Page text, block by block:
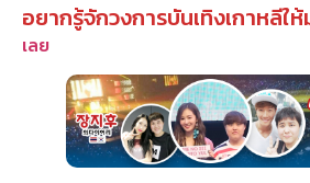
อยากรู้จักวงการบันเทิงเกาหลีใ
เลย